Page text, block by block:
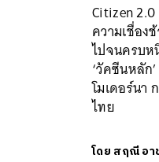
Citizen
ความเชื่อง
ไปจนครบห
‘วัคซีนหลั
โมเดอร์นา
ไทย
โดย สฤณี อา